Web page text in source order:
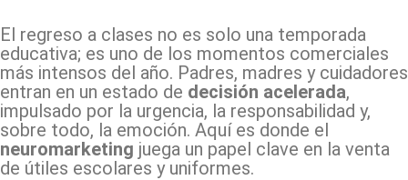
El regreso a clases no es solo una temporada
educativa; es uno de los momentos comerciales
más intensos del año. Padres, madres y cuidadores
entran en un estado de decisión acelerada,
impulsado por la urgencia, la responsabilidad y,
sobre todo, la emoción. Aquí es donde el
neuromarketing juega un papel clave en la venta
de útiles escolares y uniformes.